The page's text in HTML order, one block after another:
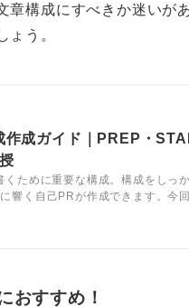
形で貢献できるのか」
ームの雰囲気を良くした
たりすることも、会社に
であっても、それが企業
できれば、高く評価さ
章構成にすべきか迷いが
ょう。
作成ガイド｜PREP・
くために重要な構成。構成をしっ
響く自己PRが作成できます。今
ードの書き方、さらに自己PRを魅
おすすめ！